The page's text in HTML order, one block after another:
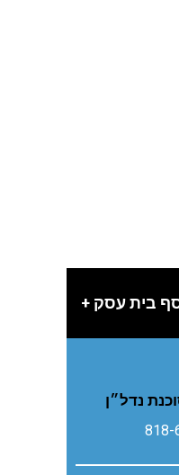
בית עסק +
נדל״ן
818-